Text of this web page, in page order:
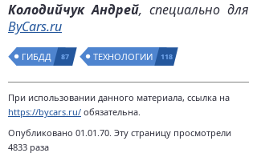
Колодийчук Андрей, специально для
ByCars.ru
ГИБДД 87 ТЕХНОЛОГИИ 118
При использовании данного материала, ссылка на
https://bycars.ru/ обязательна.
Опубликовано 01.01.70. Эту страницу просмотрели
4833 раза